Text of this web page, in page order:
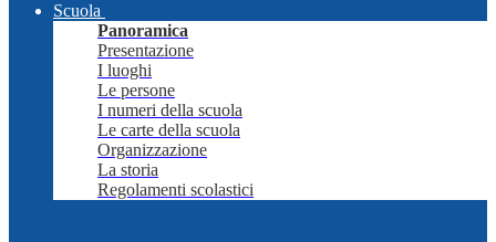
Scuola
Panoramica
Presentazione
I luoghi
Le persone
I numeri della scuola
Le carte della scuola
Organizzazione
La storia
Regolamenti scolastici